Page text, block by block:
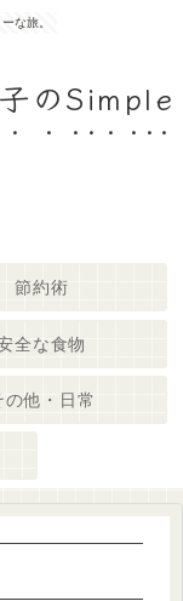
な旅。
のSimple
節約術
全な食物
の他・日常